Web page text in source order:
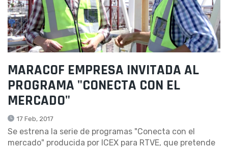
MARACOF EMPRESA INVITADA AL
PROGRAMA "CONECTA CON EL
MERCADO"
17 Feb, 2017
Se estrena la serie de programas "Conecta con el
mercado" producida por ICEX para RTVE, que pretende